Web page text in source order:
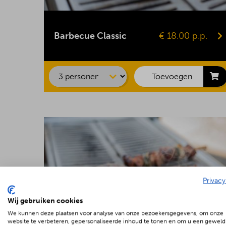
Barbecue Classic € 18.00 p.p.
Hamburger
Toevoegen
Wij gebruiken cookies
We kunnen deze plaatsen voor analyse van onze bezoekersgegevens, om onze
website te verbeteren, gepersonaliseerde inhoud te tonen en om u een